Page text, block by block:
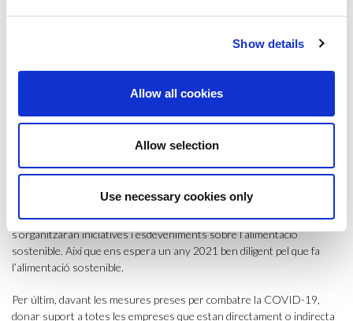
Show details
Allow all cookies
Allow selection
Use necessary cookies only
A més a més, avui tenim doble celebració. El PEMB (Pla Estratègic
Metropolità de Barcelona) ha anunciat públicament la creació de la
Carta Alimentària de la Regió Metropolitana (CARM) de Barcelona, a
la qual la Càtedra UNESCO s’hi ha adherit. La CARM es presenta com
nivell metropolità, i té com objectiu aconseguir un sistema alimentari
més just, saludable i sostenible; tenint en compte tots els actors de la
l’acadèmia i recerca, la ciutadania i els mitjans de comunicació. A més,
la CARM servirà per donar la visió metropolitana al projecte de la
Barcelona. El 2021, Barcelona serà la seu de la cimera global del pacte
mundial de la Política Alimentària Urbana (MUFPP) i, durant tot l’any,
s’organitzaran iniciatives i esdeveniments sobre l’alimentació
sostenible. Així que ens espera un any 2021 ben diligent pel que fa
l’alimentació sostenible.
Per últim, davant les mesures preses per combatre la COVID-19,
donar suport a totes les empreses que estan directament o indirecta